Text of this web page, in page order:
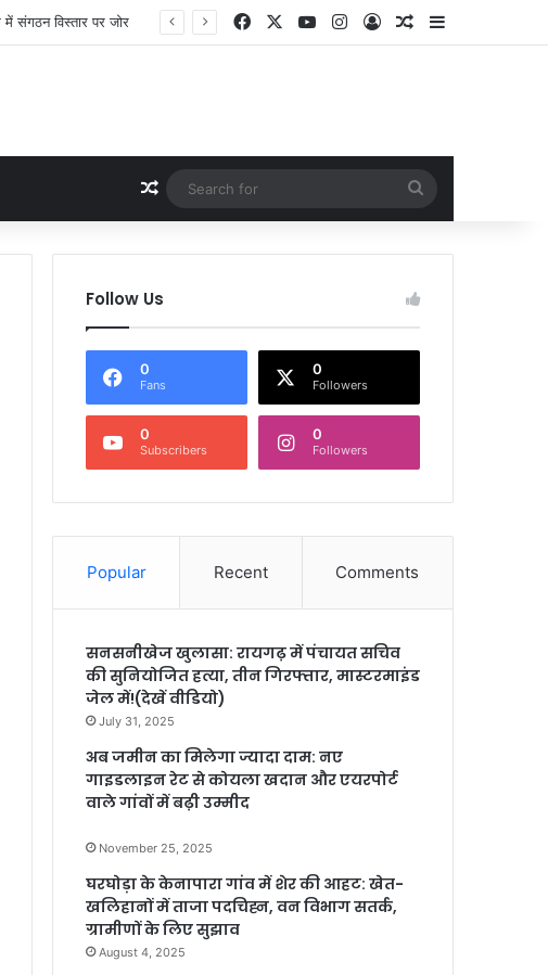
FacebookYouTubeInstagram
Log InRandom Article
Sidebar
Random Article
for
Follow Us
0
Fans
0
Followers
0
Subscribers
0
Followers
Popular Recent Comments
सनसनीखेज खुलासा: रायगढ़ में पंचायत सचिव
की सुनियोजित हत्या, तीन गिरफ्तार, मास्टरमाइंड
जेल में!(देखें वीडियो)
July 31, 2025
अब जमीन का मिलेगा ज्यादा दाम: नए
गाइडलाइन रेट से कोयला खदान और एयरपोर्ट
वाले गांवों में बढ़ी उम्मीद
November 25, 2025
घरघोड़ा के केनापारा गांव में शेर की आहट: खेत-
खलिहानों में ताजा पदचिह्न, वन विभाग सतर्क,
ग्रामीणों के लिए सुझाव
August 4, 2025